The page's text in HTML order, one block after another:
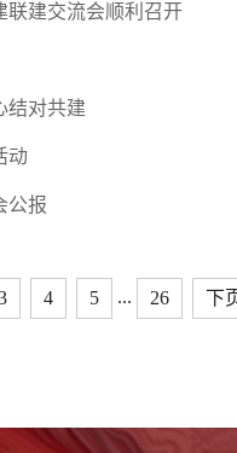
联建交流会顺利召开
结对共建
动
公报
4 5 ... 26 下